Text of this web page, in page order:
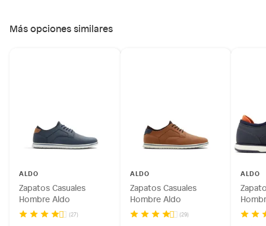
Más opciones similares
ALDO
Zapatos Casuales
Hombre Aldo
(27)
ALDO
Zapatos Casuales
Hombre Aldo
(29)
ALDO